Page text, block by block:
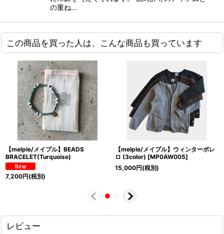
の重ね…
この商品を買った人は、こんな商品も買っています
【melple/メイプル】BEADS
BRACELET(Turquoise)
7,200円(税別)
【melple/メイプル】ウィンターボレ
ロ (3color) [MP0AW005]
15,000円(税別)
レビュー